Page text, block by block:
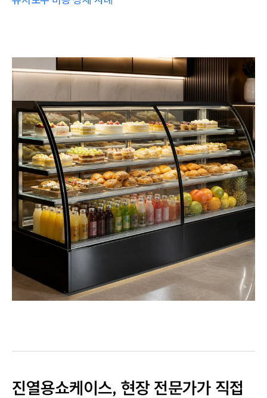
진열용쇼케이스, 현장 전문가가 직접